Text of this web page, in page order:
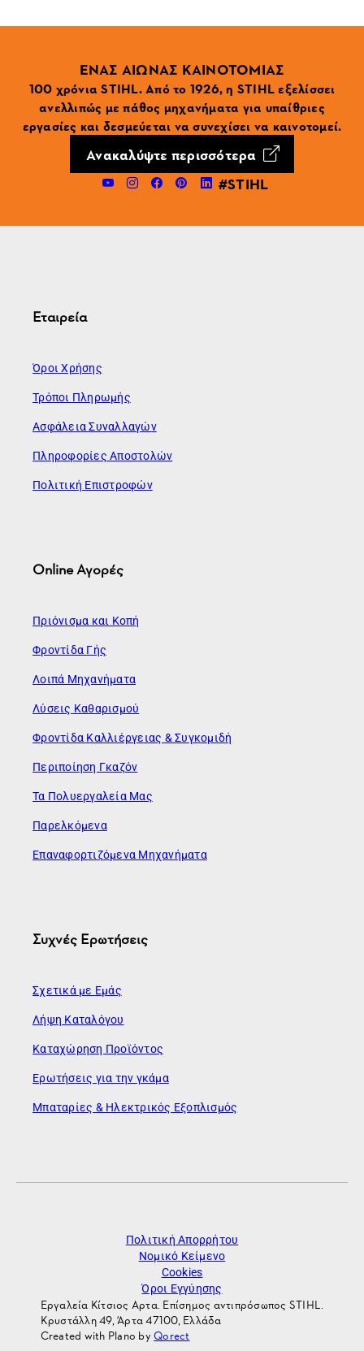
ΕΝΑΣ ΑΙΩΝΑΣ ΚΑΙΝΟΤΟΜΙΑΣ
100 χρόνια STIHL. Από το 1926, η STIHL εξελίσσει
ανελλιπώς με πάθος μηχανήματα για υπαίθριες
εργασίες και δεσμεύεται να συνεχίσει να καινοτομεί.
Ανακαλύψτε περισσότερα
#STIHL
Εταιρεία
Όροι Χρήσης
Τρόποι Πληρωμής
Ασφάλεια Συναλλαγών
Πληροφορίες Αποστολών
Πολιτική Επιστροφών
Online Αγορές
Πριόνισμα και Κοπή
Φροντίδα Γής
Λοιπά Μηχανήματα
Λύσεις Καθαρισμού
Φροντίδα Καλλιέργειας & Συγκομιδή
Περιποίηση Γκαζόν
Τα Πολυεργαλεία Μας
Παρελκόμενα
Επαναφορτιζόμενα Μηχανήματα
Συχνές Ερωτήσεις
Σχετικά με Εμάς
Λήψη Καταλόγου
Καταχώρηση Προϊόντος
Ερωτήσεις για την γκάμα
Μπαταρίες & Ηλεκτρικός Εξοπλισμός
Πολιτική Απορρήτου
Νομικό Κείμενο
Cookies
Όροι Εγγύησης
Εργαλεία Κίτσιος Αρτα. Επίσημος αντιπρόσωπος STIHL.
Κρυστάλλη 49, Άρτα 47100, Ελλάδα
Created with Plano byQorect